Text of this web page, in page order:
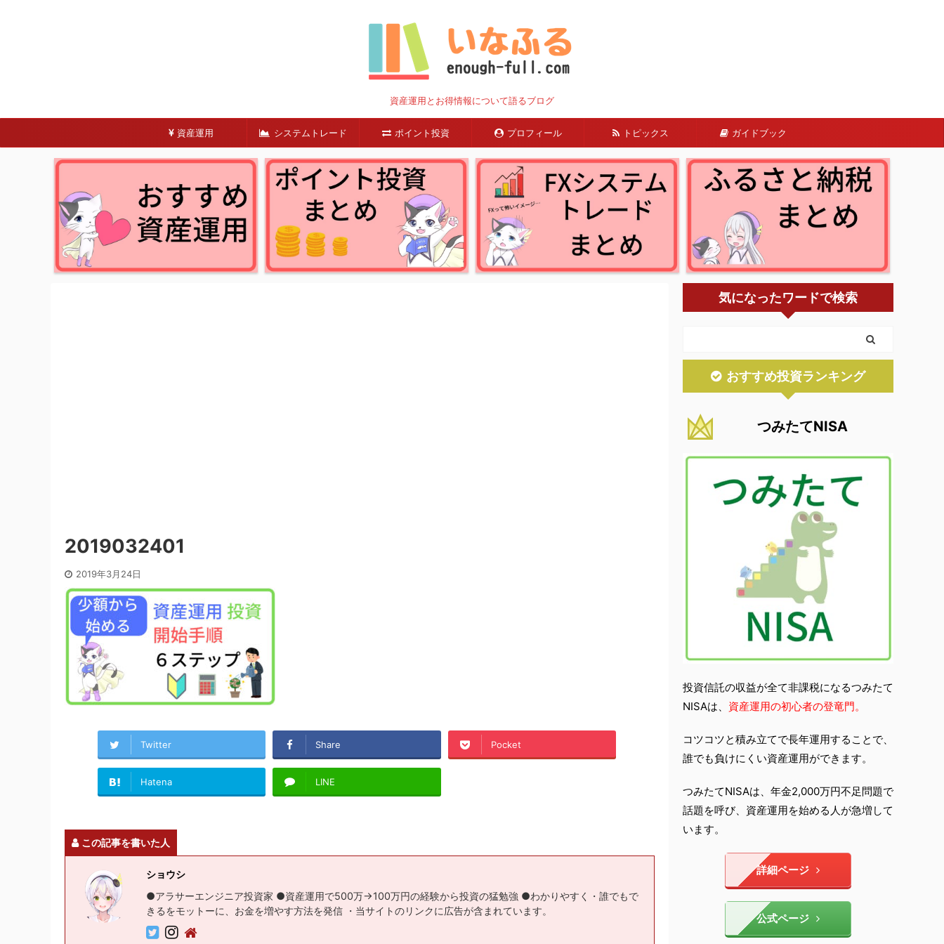
資産運用とお得情報について語るブログ
資産運用 システムトレード ポイント投資 プロフィール トピックス ガイドブック
2019032401
2019年3月24日
Twitter Share Pocket
Hatena LINE
この記事を書いた人
ショウシ
●アラサーエンジニア投資家 ●資産運用で500万→100万円の経験から投資の猛勉強 ●わかりやすく・誰でもで
きるをモットーに、お金を増やす方法を発信 ・当サイトのリンクに広告が含まれています。
気になったワードで検索
おすすめ投資ランキング
つみたてNISA
投資信託の収益が全て非課税になるつみたて
NISAは、 資産運用の初心者の登竜門。
コツコツと積み立てで長年運用することで、
誰でも負けにくい資産運用ができます。
つみたてNISAは、年金2,000万円不足問題で
話題を呼び、資産運用を始める人が急増して
います。
詳細ページ
公式ページ